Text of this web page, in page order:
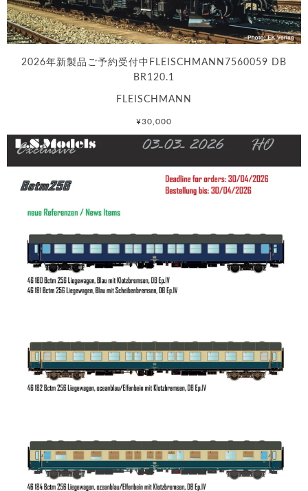
2026年新製品ご予約受付中FLEISCHMANN7560059 DB
BR120.1
FLEISCHMANN
¥30,000